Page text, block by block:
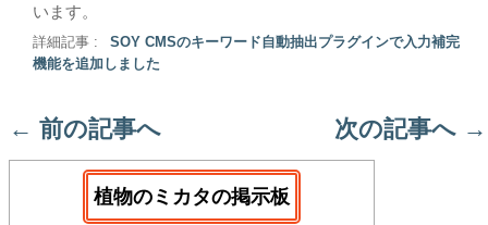
います。
詳細記事 :
SOY CMSのキーワード自動抽出プラグインで入力補完
機能を追加しました
← 前の記事へ 次の記事へ →
植物のミカタの掲示板